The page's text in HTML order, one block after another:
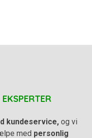
kundeservice, og vi
med personlig